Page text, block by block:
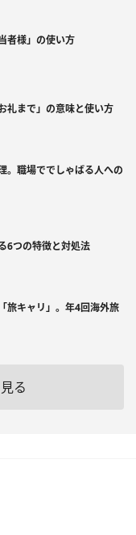
者様」の使い方
まで」の意味と使い方
。職場ででしゃばる人への
6つの特徴と対処法
旅キャリ」。年4回海外旅
る